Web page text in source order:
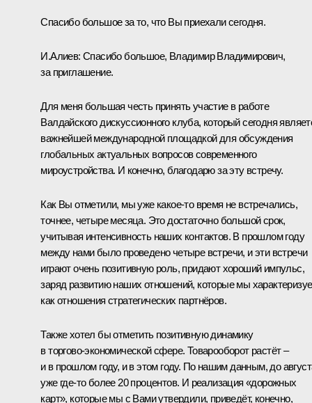
Спасибо большое за то, что Вы приехали сегодня.
И.Алиев: Спасибо большое, Владимир Владимирович,
за приглашение.
Для меня большая честь принять участие в работе
Валдайского дискуссионного клуба, который сегодня
важнейшей международной площадкой для обсуждения
глобальных актуальных вопросов современного
мироустройства. И конечно, благодарю за эту встречу.
Как Вы отметили, мы уже какое‑то время не встречались,
точнее, четыре месяца. Это достаточно большой срок,
учитывая интенсивность наших контактов. В прошлом году
между нами было проведено четыре встречи, и эти встречи
играют очень позитивную роль, придают хороший импульс,
заряд развитию наших отношений, которые мы
как отношения стратегических партнёров.
Также хотел бы отметить позитивную динамику
в торгово‑экономической сфере. Товарооборот растёт –
и в прошлом году, и в этом году. По нашим данным, до
уже где‑то более 20 процентов. И реализация «дорожных
карт», которые мы с Вами утвердили, приведёт, конечно,